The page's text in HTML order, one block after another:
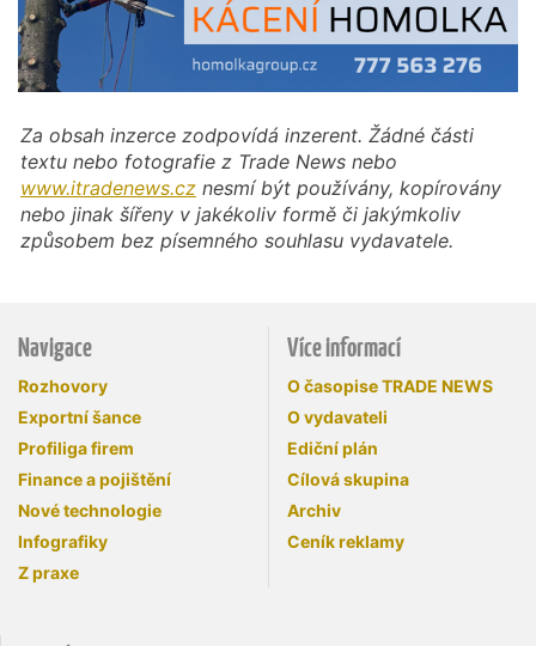
Za obsah inzerce zodpovídá inzerent. Žádné části
textu nebo fotografie z Trade News nebo
www.itradenews.cz nesmí být používány, kopírovány
nebo jinak šířeny v jakékoliv formě či jakýmkoliv
způsobem bez písemného souhlasu vydavatele.
Navigace
Rozhovory
Exportní šance
Profiliga firem
Finance a pojištění
Nové technologie
Infografiky
Z praxe
Více informací
O časopise TRADE NEWS
O vydavateli
Ediční plán
Cílová skupina
Archiv
Ceník reklamy